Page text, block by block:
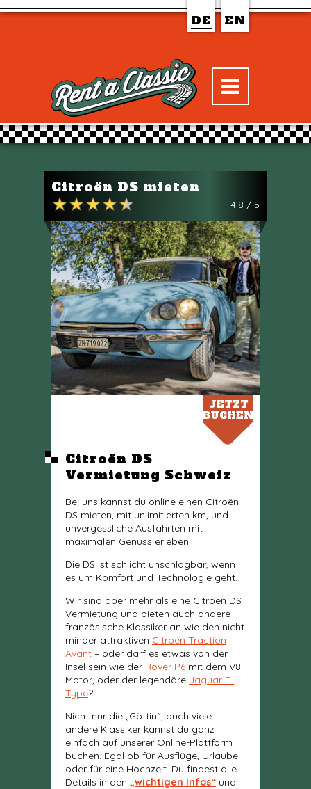
DE EN
Citroën DS mieten
4.8 / 5
JETZT
BUCHEN
Citroën DS
Vermietung Schweiz
Bei uns kannst du online einen Citroën
DS mieten, mit unlimitierten km, und
unvergessliche Ausfahrten mit
maximalen Genuss erleben!
Die DS ist schlicht unschlagbar, wenn
es um Komfort und Technologie geht.
Wir sind aber mehr als eine Citroën DS
Vermietung und bieten auch andere
französische Klassiker an wie den nicht
minder attraktiven Citroën Traction
Avant – oder darf es etwas von der
Insel sein wie der Rover P6 mit dem V8
Motor, oder der legendäre Jaguar E-
Type?
Nicht nur die „Göttin“, auch viele
andere Klassiker kannst du ganz
einfach auf unserer Online-Plattform
buchen. Egal ob für Ausflüge, Urlaube
oder für eine Hochzeit. Du findest alle
Details in den „wichtigen Infos“ und